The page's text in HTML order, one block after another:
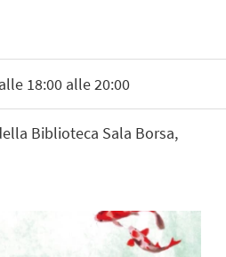
18:00 alle 20:00
Biblioteca Sala Borsa,